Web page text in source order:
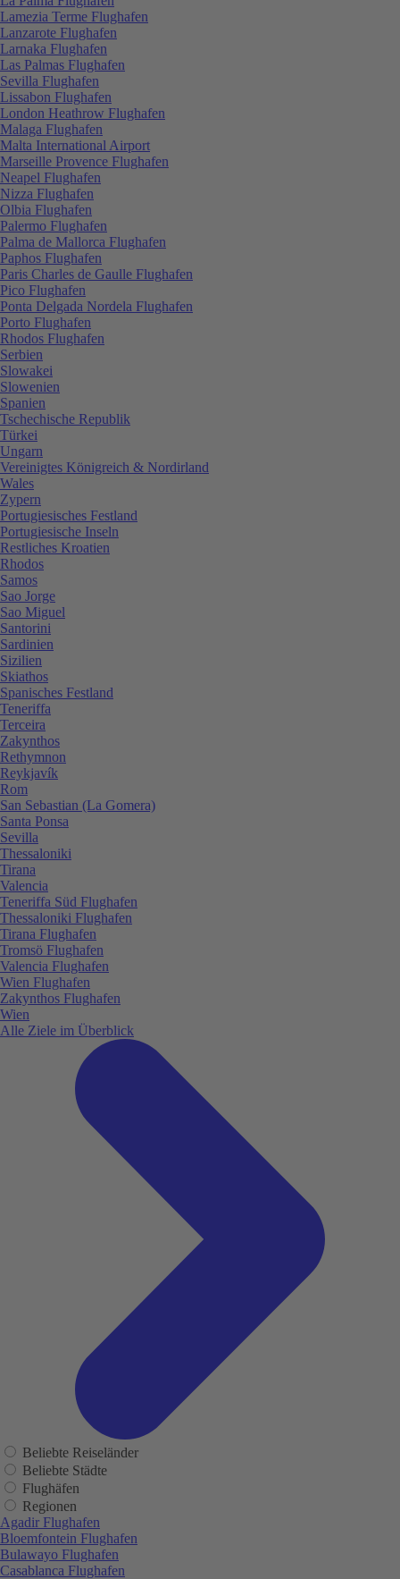
Lamezia Terme Flughafen
Lanzarote Flughafen
Larnaka Flughafen
Las Palmas Flughafen
Sevilla Flughafen
Lissabon Flughafen
London Heathrow Flughafen
Malaga Flughafen
Malta International Airport
Marseille Provence Flughafen
Neapel Flughafen
Nizza Flughafen
Olbia Flughafen
Palermo Flughafen
Palma de Mallorca Flughafen
Paphos Flughafen
Paris Charles de Gaulle Flughafen
Pico Flughafen
Ponta Delgada Nordela Flughafen
Porto Flughafen
Rhodos Flughafen
Serbien
Slowakei
Slowenien
Spanien
Tschechische Republik
Türkei
Ungarn
Vereinigtes Königreich & Nordirland
Wales
Zypern
Portugiesisches Festland
Portugiesische Inseln
Restliches Kroatien
Rhodos
Samos
Sao Jorge
Sao Miguel
Santorini
Sardinien
Sizilien
Skiathos
Spanisches Festland
Teneriffa
Terceira
Zakynthos
Rethymnon
Reykjavík
Rom
San Sebastian (La Gomera)
Santa Ponsa
Sevilla
Thessaloniki
Tirana
Valencia
Teneriffa Süd Flughafen
Thessaloniki Flughafen
Tirana Flughafen
Tromsö Flughafen
Valencia Flughafen
Wien Flughafen
Zakynthos Flughafen
Wien
Alle Ziele im Überblick
Beliebte Reiseländer
Beliebte Städte
Flughäfen
Regionen
Agadir Flughafen
Bloemfontein Flughafen
Bulawayo Flughafen
Casablanca Flughafen